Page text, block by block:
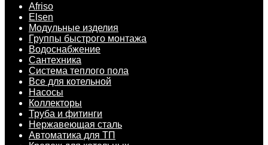
Afriso
Elsen
Модульные изделия
Группы быстрого монтажа
Водоснабжение
Сантехника
Система теплого пола
Все для котельной
Насосы
Коллекторы
Труба и фитинги
Нержавеющая сталь
Автоматика для ТП